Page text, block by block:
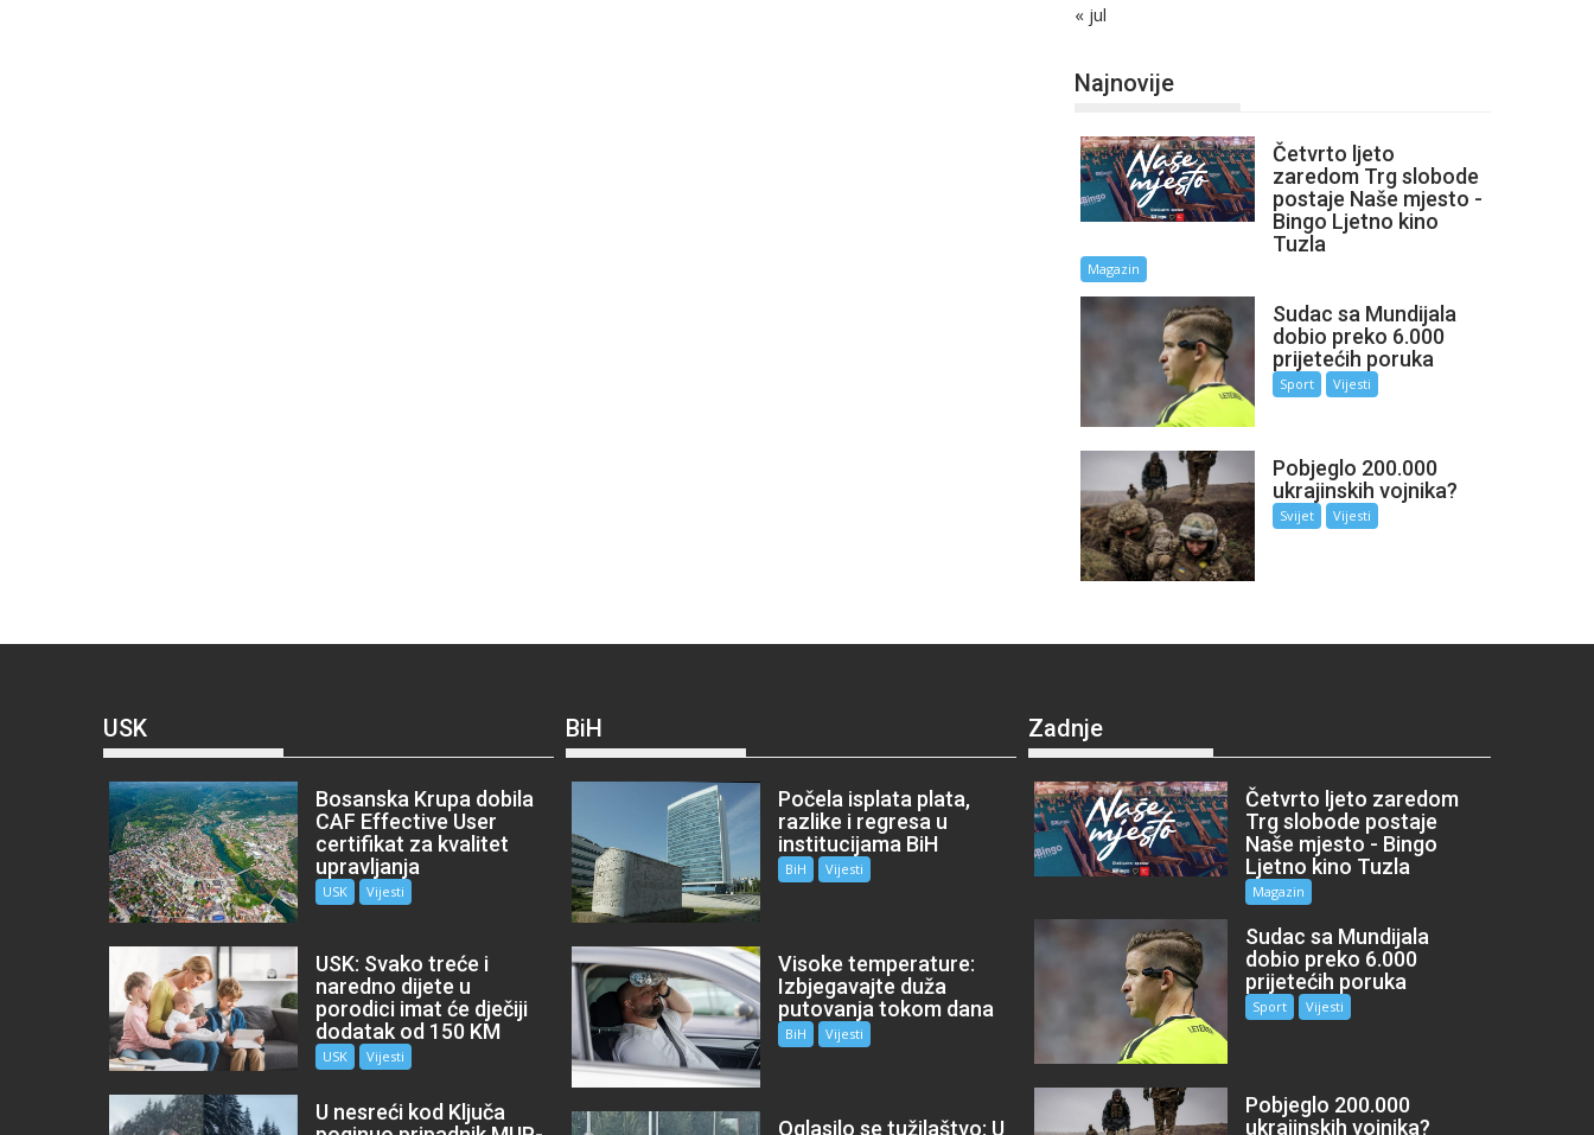
« jul
Najnovije
Četvrto ljeto
zaredom Trg slobode
postaje Naše mjesto -
Bingo Ljetno kino
Tuzla
Magazin
Sudac sa Mundijala
dobio preko 6.000
prijetećih poruka
Sport Vijesti
Pobjeglo 200.000
ukrajinskih vojnika?
Svijet Vijesti
USK
Bosanska Krupa dobila
CAF Effective User
certifikat za kvalitet
upravljanja
USK Vijesti
USK: Svako treće i
naredno dijete u
porodici imat će dječiji
dodatak od 150 KM
USK Vijesti
U nesreći kod Ključa
BiH
Počela isplata plata,
razlike i regresa u
institucijama BiH
BiH Vijesti
Visoke temperature:
Izbjegavajte duža
putovanja tokom dana
BiH Vijesti
Oglasilo se tužilaštvo: U
Zadnje
Četvrto ljeto zaredom
Trg slobode postaje
Naše mjesto - Bingo
Ljetno kino Tuzla
Magazin
Sudac sa Mundijala
dobio preko 6.000
prijetećih poruka
Sport Vijesti
Pobjeglo 200.000
ukrajinskih vojnika?